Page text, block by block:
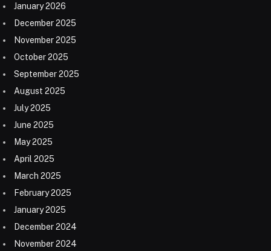
January 2026
December 2025
November 2025
October 2025
September 2025
August 2025
July 2025
June 2025
May 2025
April 2025
March 2025
February 2025
January 2025
December 2024
November 2024